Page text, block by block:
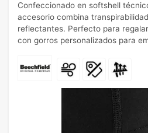
Confeccionado en softshell
accesorio combina
reflectantes. Perfecto para
con gorros personalizados para